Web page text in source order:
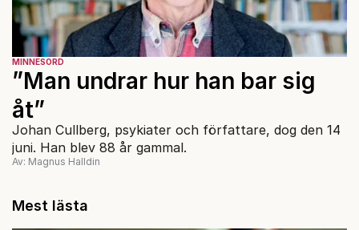
MINNESORD
”Man undrar hur han bar sig
åt”
Johan Cullberg, psykiater och författare, dog den 14
juni. Han blev 88 år gammal.
Av: Magnus Halldin
Mest lästa